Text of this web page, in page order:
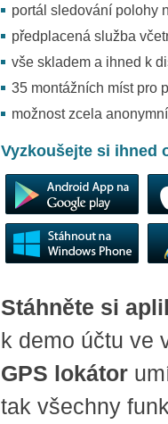
portál sledování polohy
předplacená služba
vše skladem a ihned k
35 montážních míst pro
možnost zcela
Vyzkoušejte si ihned
Stáhněte si
k demo účtu ve
GPS lokátor
tak všechny